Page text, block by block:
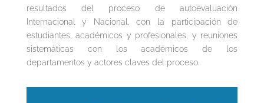
resultados del proceso de autoevaluación
Internacional y Nacional, con la participación de
estudiantes, académicos y profesionales, y reuniones
sistemáticas con los académicos de los
departamentos y actores claves del proceso.